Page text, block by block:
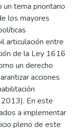
un tema prioritario
los mayores
articulación entre
de la Ley 1616
un derecho
acciones
2013). En este
a implementar
pleno de este